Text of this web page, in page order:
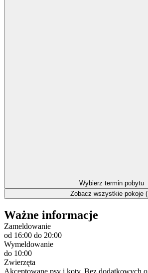
Wybierz termin pobytu
Zobacz wszystkie pokoje
Ważne informacje
Zameldowanie
od 16:00 do 20:00
Wymeldowanie
do 10:00
Zwierzęta